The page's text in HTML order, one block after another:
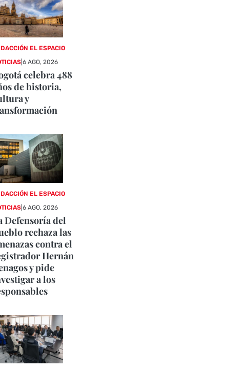
EL ESPACIO
|6 AGO, 2026
celebra 488
de historia,
y
EL ESPACIO
|6 AGO, 2026
Defensoría del
rechaza las
contra el
Hernán
y pide
a los